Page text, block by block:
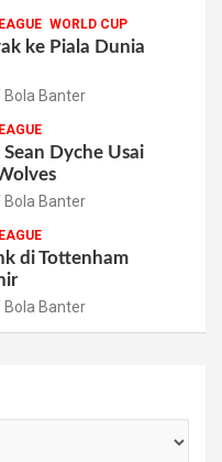
WORLD CUP
ke Piala Dunia
Bola Banter
Dyche Usai
Bola Banter
di Tottenham
Bola Banter